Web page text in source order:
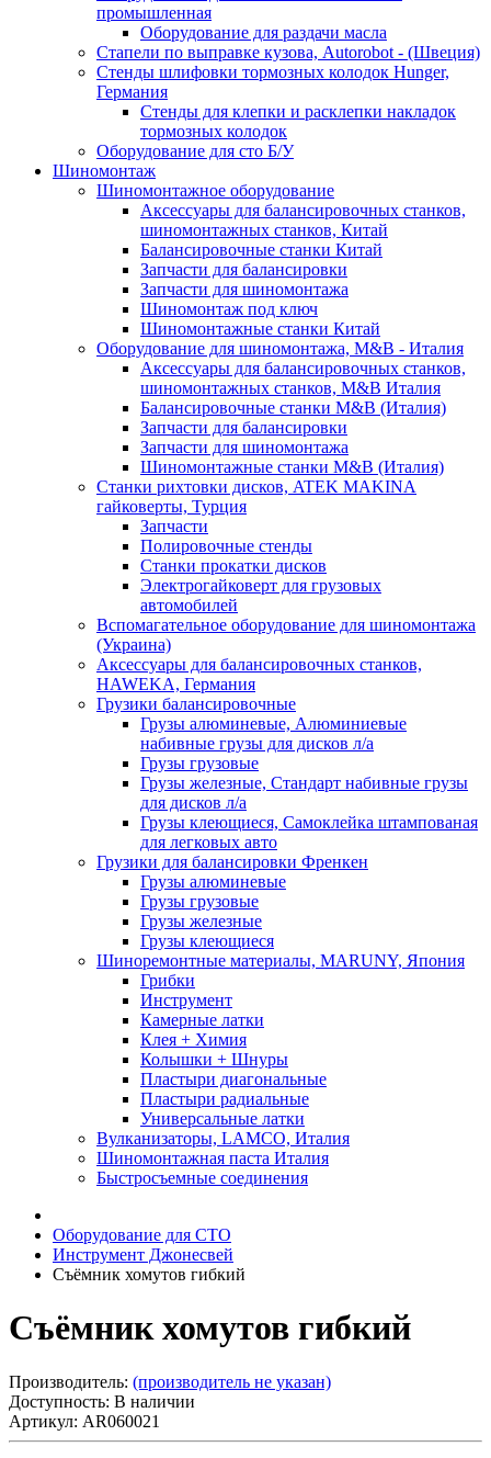
промышленная
Оборудование для раздачи масла
Стапели по выправке кузова, Autorobot - (Швеция)
Стенды шлифовки тормозных колодок Hunger,
Германия
Стенды для клепки и расклепки накладок
тормозных колодок
Оборудование для сто Б/У
Шиномонтаж
Шиномонтажное оборудование
Аксессуары для балансировочных станков,
шиномонтажных станков, Китай
Балансировочные станки Китай
Запчасти для балансировки
Запчасти для шиномонтажа
Шиномонтаж под ключ
Шиномонтажные станки Китай
Оборудование для шиномонтажа, M&B - Италия
Аксессуары для балансировочных станков,
шиномонтажных станков, M&B Италия
Балансировочные станки M&B (Италия)
Запчасти для балансировки
Запчасти для шиномонтажа
Шиномонтажные станки M&B (Италия)
Станки рихтовки дисков, ATEK MAKINA
гайковерты, Турция
Запчасти
Полировочные стенды
Станки прокатки дисков
Электрогайковерт для грузовых
автомобилей
Вспомагательное оборудование для шиномонтажа
(Украина)
Аксессуары для балансировочных станков,
HAWEKA, Германия
Грузики балансировочные
Грузы алюминевые, Алюминиевые
набивные грузы для дисков л/а
Грузы грузовые
Грузы железные, Cтандарт набивные грузы
для дисков л/а
Грузы клеющиеся, Самоклейка штампованая
для легковых авто
Грузики для балансировки Френкен
Грузы алюминевые
Грузы грузовые
Грузы железные
Грузы клеющиеся
Шиноремонтные материалы, MARUNY, Япония
Грибки
Инструмент
Камерные латки
Клея + Химия
Колышки + Шнуры
Пластыри диагональные
Пластыри радиальные
Универсальные латки
Вулканизаторы, LAMCO, Италия
Шиномонтажная паста Италия
Быстросъемные соединения
Оборудование для СТО
Инструмент Джонесвей
Съёмник хомутов гибкий
Съёмник хомутов гибкий
Производитель: (производитель не указан)
Доступность: В наличии
Артикул: AR060021